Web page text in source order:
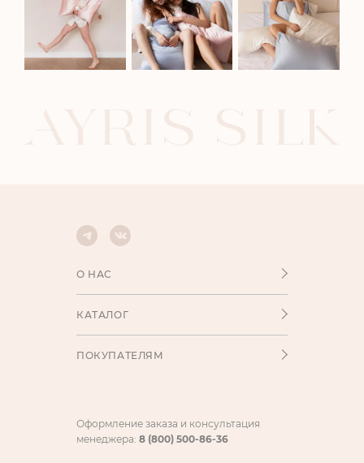
О НАС
КАТАЛОГ
ПОКУПАТЕЛЯМ
Оформление заказа и консультация
менеджера: 8 (800) 500-86-36